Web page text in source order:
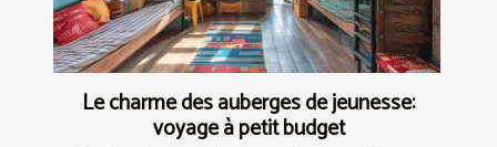
Le charme des auberges de jeunesse:
voyage à petit budget